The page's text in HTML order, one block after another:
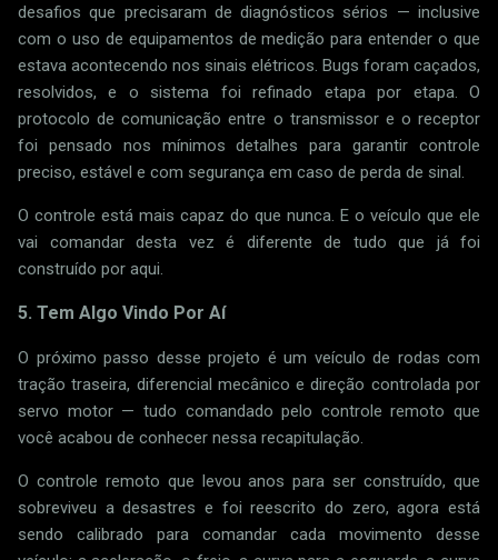
desafios que precisaram de diagnósticos sérios — inclusive
com o uso de equipamentos de medição para entender o que
estava acontecendo nos sinais elétricos. Bugs foram caçados,
resolvidos, e o sistema foi refinado etapa por etapa. O
protocolo de comunicação entre o transmissor e o receptor
foi pensado nos mínimos detalhes para garantir controle
preciso, estável e com segurança em caso de perda de sinal.
O controle está mais capaz do que nunca. E o veículo que ele
vai comandar desta vez é diferente de tudo que já foi
construído por aqui.
5. Tem Algo Vindo Por Aí
O próximo passo desse projeto é um veículo de rodas com
tração traseira, diferencial mecânico e direção controlada por
servo motor — tudo comandado pelo controle remoto que
você acabou de conhecer nessa recapitulação.
O controle remoto que levou anos para ser construído, que
sobreviveu a desastres e foi reescrito do zero, agora está
sendo calibrado para comandar cada movimento desse